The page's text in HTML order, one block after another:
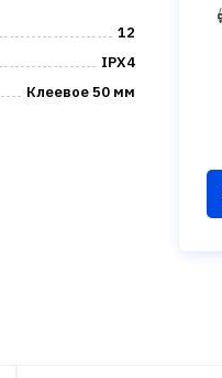
12
IPX4
Клеевое 50 мм